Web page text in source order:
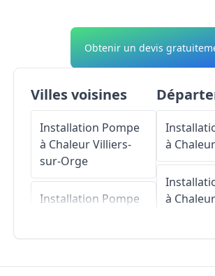
Obtenir un devis
Villes voisines
Installation Pompe
à ChaleurVilliers-
sur-Orge
Installation Pompe
Installation Pompe
à Chaleur
à Chaleur